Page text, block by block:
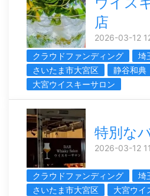
店
2026-03-12
クラウドファンディング
埼
さいたま市大宮区
静谷和典
大宮ウイスキーサロン
特別な
2026-03-12
クラウドファンディング
埼
さいたま市大宮区
大宮ウイ